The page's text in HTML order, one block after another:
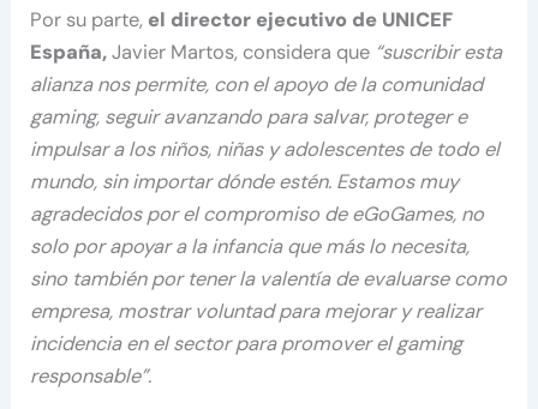
Por su parte, el director ejecutivo de UNICEF
España,Javier Martos, considera que “suscribir esta
alianza nos permite, con el apoyo de la comunidad
gaming, seguir avanzando para salvar, proteger e
impulsar a los niños, niñas y adolescentes de todo el
mundo, sin importar dónde estén. Estamos muy
agradecidos por el compromiso de eGoGames, no
solo por apoyar a la infancia que más lo necesita,
sino también por tener la valentía de evaluarse como
empresa, mostrar voluntad para mejorar y realizar
incidencia en el sector para promover el gaming
responsable”.